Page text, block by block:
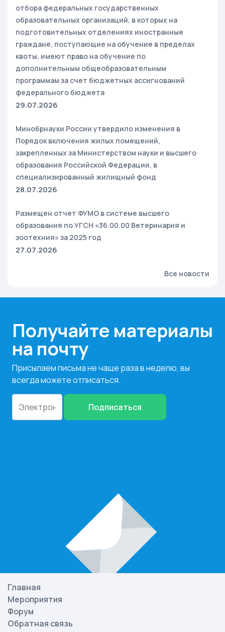
отбора федеральных государственных
образовательных организаций, в которых на
подготовительных отделениях иностранные
граждане, поступающие на обучение в пределах
квоты, имеют право на обучение по
дополнительным общеобразовательным
программам за счет бюджетных ассигнований
федерального бюджета
29.07.2026
Минобрнауки России утвердило изменения в
Порядок включения жилых помещений,
закрепленных за Министерством науки и высшего
образования Российской Федерации, в
специализированный жилищный фонд
28.07.2026
Размещен отчет ФУМО в системе высшего
образования по УГСН «36.00.00 Ветеринария и
зоотехния» за 2025 год
27.07.2026
Все новости
Получайте материалы
на почту
Присылаем письма не чаще раза в неделю, вы
всегда можете отписаться.
Подписаться
Главная
Мероприятия
Форум
Обратная связь